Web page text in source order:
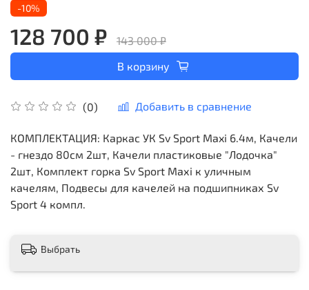
(0) Добавить в сравнение
-10%
128 700 ₽
143 000 ₽
В корзину
КОМПЛЕКТАЦИЯ: Каркас УК Sv Sport Maxi 6.4м, Качели
- гнездо 80см 2шт, Качели пластиковые "Лодочка"
2шт, Комплект горка Sv Sport Махi к уличным
качелям, Подвесы для качелей на подшипниках Sv
Sport 4 компл.
Выбрать